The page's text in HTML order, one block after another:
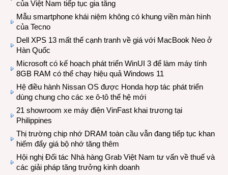
của Việt Nam tiếp tục gia tăng
Mẫu smartphone khái niệm không có khung viền màn hình
của Tecno
Dell XPS 13 mất thế cạnh tranh về giá với MacBook Neo ở
Hàn Quốc
Microsoft có kế hoạch phát triển WinUI 3 để làm máy tính
8GB RAM có thể chạy hiệu quả Windows 11
Hệ điều hành Nissan OS được Honda hợp tác phát triển
dùng chung cho các xe ô-tô thế hệ mới
21 showroom xe máy điện VinFast khai trương tại
Philippines
Thị trường chip nhớ DRAM toàn cầu vẫn đang tiếp tục khan
hiếm đẩy giá bộ nhớ tăng thêm
Hội nghị Đối tác Nhà hàng Grab Việt Nam tư vấn về thuế và
các giải pháp tăng trưởng kinh doanh